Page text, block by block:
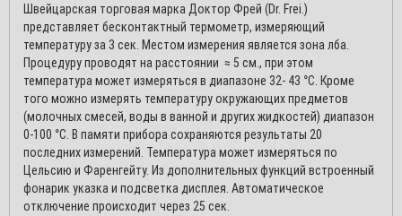
Швейцарская торговая марка Доктор Фрей (Dr. Frei.)
представляет бесконтактный термометр, измеряющий
температуру за 3 сек. Местом измерения является зона лба.
Процедуру проводят на расстоянии ≈ 5 см., при этом
температура может измеряться в диапазоне 32- 43 °C. Кроме
того можно измерять температуру окружающих предметов
(молочных смесей, воды в ванной и других жидкостей) диапазон
0-100 °C. В памяти прибора сохраняются результаты 20
последних измерений. Температура может измеряться по
Цельсию и Фаренгейту. Из дополнительных функций встроенный
фонарик указка и подсветка дисплея. Автоматическое
отключение происходит через 25 сек.
ОК